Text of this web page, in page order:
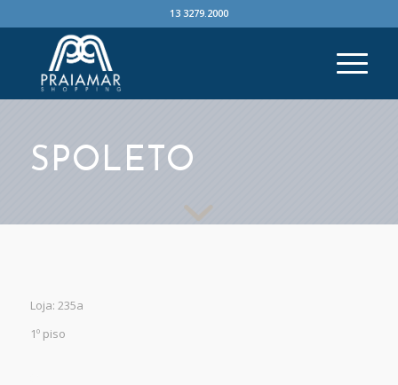
13 3279.2000
SPOLETO
Loja: 235a
1º piso